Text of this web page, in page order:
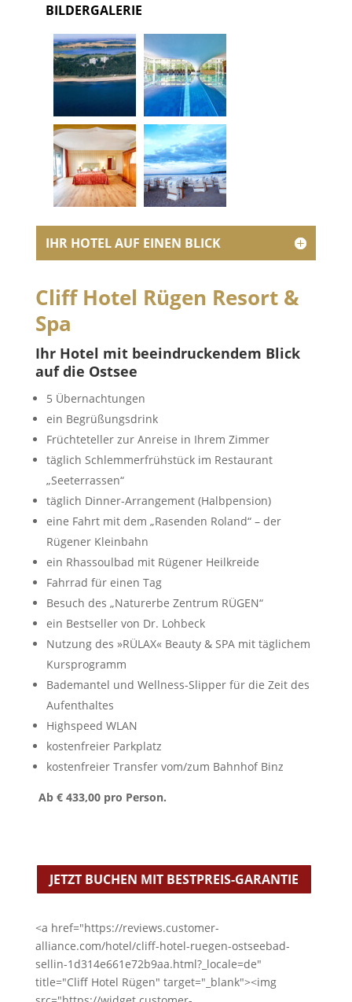
BILDERGALERIE
IHR HOTEL AUF EINEN BLICK
Cliff Hotel Rügen Resort &
Spa
Ihr Hotel mit beeindruckendem Blick
auf die Ostsee
5 Übernachtungen
ein Begrüßungsdrink
Früchteteller zur Anreise in Ihrem Zimmer
täglich Schlemmerfrühstück im Restaurant
„Seeterrassen“
täglich Dinner-Arrangement (Halbpension)
eine Fahrt mit dem „Rasenden Roland“ – der
Rügener Kleinbahn
ein Rhassoulbad mit Rügener Heilkreide
Fahrrad für einen Tag
Besuch des „Naturerbe Zentrum RÜGEN“
ein Bestseller von Dr. Lohbeck
Nutzung des »RÜLAX« Beauty & SPA mit täglichem
Kursprogramm
Bademantel und Wellness-Slipper für die Zeit des
Aufenthaltes
Highspeed WLAN
kostenfreier Parkplatz
kostenfreier Transfer vom/zum Bahnhof Binz
Ab € 433,00 pro Person.
JETZT BUCHEN MIT BESTPREIS-GARANTIE
<a href="https://reviews.customer-
alliance.com/hotel/cliff-hotel-ruegen-ostseebad-
sellin-1d314e661e72b9aa.html?_locale=de"
title="Cliff Hotel Rügen" target="_blank"><img